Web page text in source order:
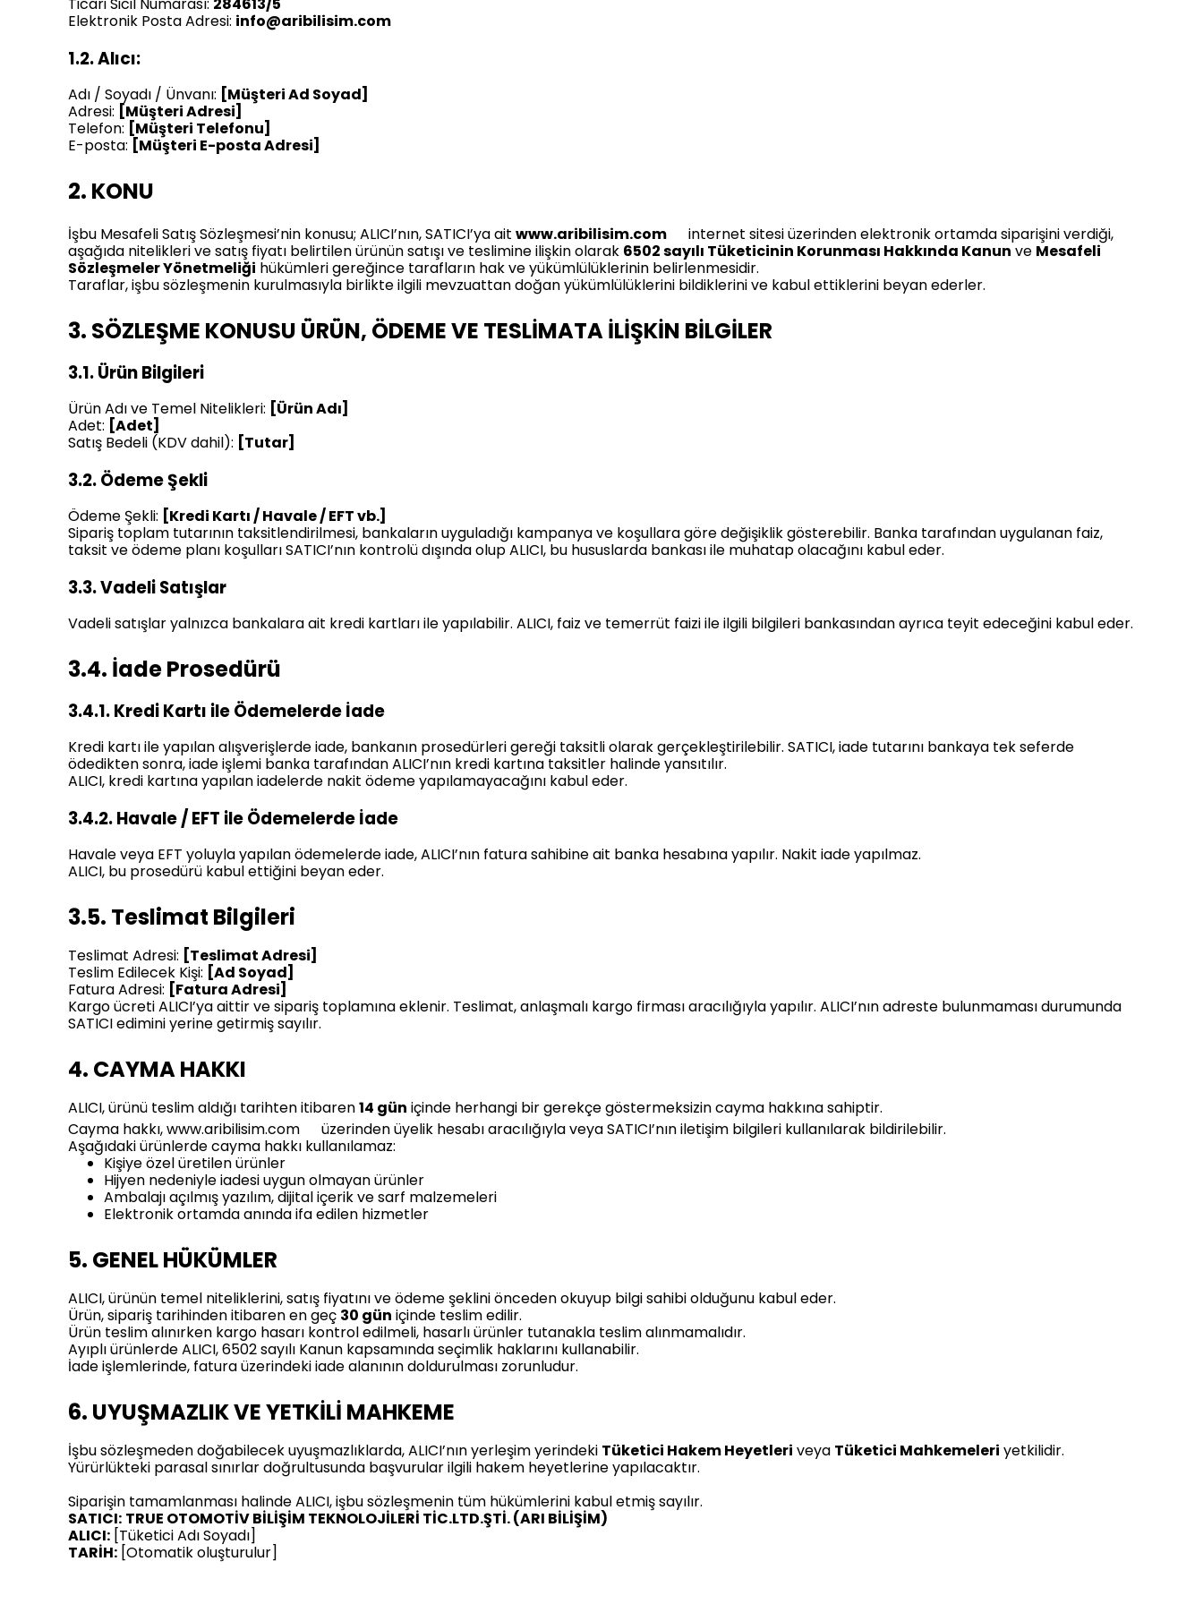
Ticari Sicil Numarası: 284613/5
Elektronik Posta Adresi: info@aribilisim.com
1.2. Alıcı:
Adı / Soyadı / Ünvanı: [Müşteri Ad Soyad]
Adresi: [Müşteri Adresi]
Telefon: [Müşteri Telefonu]
E-posta: [Müşteri E-posta Adresi]
2. KONU
İşbu Mesafeli Satış Sözleşmesi’nin konusu; ALICI’nın, SATICI’ya ait www.aribilisim.com
internet sitesi üzerinden elektronik ortamda siparişini verdiği,
aşağıda nitelikleri ve satış fiyatı belirtilen ürünün satışı ve teslimine ilişkin olarak 6502 sayılı Tüketicinin Korunması Hakkında Kanun ve Mesafeli
Sözleşmeler Yönetmeliği hükümleri gereğince tarafların hak ve yükümlülüklerinin belirlenmesidir.
Taraflar, işbu sözleşmenin kurulmasıyla birlikte ilgili mevzuattan doğan yükümlülüklerini bildiklerini ve kabul ettiklerini beyan ederler.
3. SÖZLEŞME KONUSU ÜRÜN, ÖDEME VE TESLİMATA İLİŞKİN BİLGİLER
3.1. Ürün Bilgileri
Ürün Adı ve Temel Nitelikleri: [Ürün Adı]
Adet: [Adet]
Satış Bedeli (KDV dahil): [Tutar]
3.2. Ödeme Şekli
Ödeme Şekli: [Kredi Kartı / Havale / EFT vb.]
Sipariş toplam tutarının taksitlendirilmesi, bankaların uyguladığı kampanya ve koşullara göre değişiklik gösterebilir. Banka tarafından uygulanan faiz,
taksit ve ödeme planı koşulları SATICI’nın kontrolü dışında olup ALICI, bu hususlarda bankası ile muhatap olacağını kabul eder.
3.3. Vadeli Satışlar
Vadeli satışlar yalnızca bankalara ait kredi kartları ile yapılabilir. ALICI, faiz ve temerrüt faizi ile ilgili bilgileri bankasından ayrıca teyit edeceğini kabul eder.
3.4. İade Prosedürü
3.4.1. Kredi Kartı ile Ödemelerde İade
Kredi kartı ile yapılan alışverişlerde iade, bankanın prosedürleri gereği taksitli olarak gerçekleştirilebilir. SATICI, iade tutarını bankaya tek seferde
ödedikten sonra, iade işlemi banka tarafından ALICI’nın kredi kartına taksitler halinde yansıtılır.
ALICI, kredi kartına yapılan iadelerde nakit ödeme yapılamayacağını kabul eder.
3.4.2. Havale / EFT ile Ödemelerde İade
Havale veya EFT yoluyla yapılan ödemelerde iade, ALICI’nın fatura sahibine ait banka hesabına yapılır. Nakit iade yapılmaz.
ALICI, bu prosedürü kabul ettiğini beyan eder.
3.5. Teslimat Bilgileri
Teslimat Adresi: [Teslimat Adresi]
Teslim Edilecek Kişi: [Ad Soyad]
Fatura Adresi: [Fatura Adresi]
Kargo ücreti ALICI’ya aittir ve sipariş toplamına eklenir. Teslimat, anlaşmalı kargo firması aracılığıyla yapılır. ALICI’nın adreste bulunmaması durumunda
SATICI edimini yerine getirmiş sayılır.
4. CAYMA HAKKI
ALICI, ürünü teslim aldığı tarihten itibaren14 gün içinde herhangi bir gerekçe göstermeksizin cayma hakkına sahiptir.
Cayma hakkı,www.aribilisim.com
üzerinden üyelik hesabı aracılığıyla veya SATICI’nın iletişim bilgileri kullanılarak bildirilebilir.
Aşağıdaki ürünlerde cayma hakkı kullanılamaz:
Kişiye özel üretilen ürünler
Hijyen nedeniyle iadesi uygun olmayan ürünler
Ambalajı açılmış yazılım, dijital içerik ve sarf malzemeleri
Elektronik ortamda anında ifa edilen hizmetler
5. GENEL HÜKÜMLER
ALICI, ürünün temel niteliklerini, satış fiyatını ve ödeme şeklini önceden okuyup bilgi sahibi olduğunu kabul eder.
Ürün, sipariş tarihinden itibaren en geç 30 gün içinde teslim edilir.
Ürün teslim alınırken kargo hasarı kontrol edilmeli, hasarlı ürünler tutanakla teslim alınmamalıdır.
Ayıplı ürünlerde ALICI, 6502 sayılı Kanun kapsamında seçimlik haklarını kullanabilir.
İade işlemlerinde, fatura üzerindeki iade alanının doldurulması zorunludur.
6. UYUŞMAZLIK VE YETKİLİ MAHKEME
İşbu sözleşmeden doğabilecek uyuşmazlıklarda, ALICI’nın yerleşim yerindeki Tüketici Hakem Heyetleri veya Tüketici Mahkemeleri yetkilidir.
Yürürlükteki parasal sınırlar doğrultusunda başvurular ilgili hakem heyetlerine yapılacaktır.
Siparişin tamamlanması halinde ALICI, işbu sözleşmenin tüm hükümlerini kabul etmiş sayılır.
SATICI: TRUE OTOMOTİV BİLİŞİM TEKNOLOJİLERİ TİC.LTD.ŞTİ. (ARI BİLİŞİM)
ALICI: [Tüketici Adı Soyadı]
TARİH: [Otomatik oluşturulur]